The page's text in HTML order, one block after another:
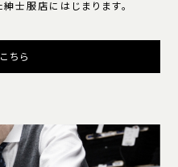
士服店にはじまります。
ちら